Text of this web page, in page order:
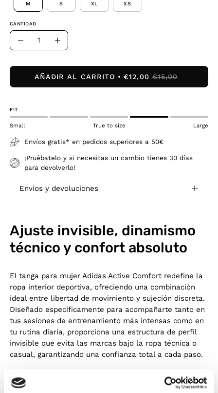
M S XL XS
CANTIDAD
Cantidad
cantidad
Aumentar
AÑADIR AL CARRITO €12,00 €15,00
FIT
Small True to size Large
Envíos gratis* en pedidos superiores a 50€
¡Pruébatelo y si necesitas un cambio tienes 30 días
para devolverlo!
Envíos y devoluciones
Ajuste invisible, dinamismo
técnico y confort absoluto
El tanga para mujer Adidas Active Comfort redefine la
ropa interior deportiva, ofreciendo una combinación
ideal entre libertad de movimiento y sujeción discreta.
Diseñado específicamente para acompañarte tanto en
tus sesiones de entrenamiento más intensas como en
tu rutina diaria, proporciona una estructura de perfil
invisible que evita las marcas bajo la ropa técnica o
casual, garantizando una confianza total a cada paso.
tejido elástico de tacto extrasuave que se amolda a la